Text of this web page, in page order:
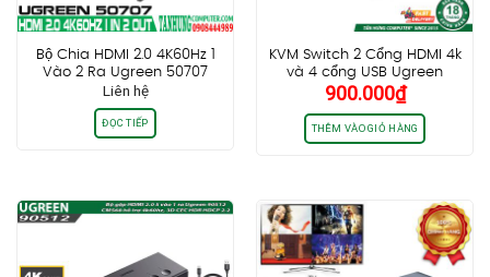
Bộ Chia HDMI 2.0 4K60Hz 1
Vào 2 Ra Ugreen 50707
Liên hệ
ĐỌC TIẾP
KVM Switch 2 Cổng HDMI 4k
và 4 cổng USB Ugreen
50744 Hỗ trợ 4K@30Hz
900.000₫
THÊM VÀO GIỎ HÀNG